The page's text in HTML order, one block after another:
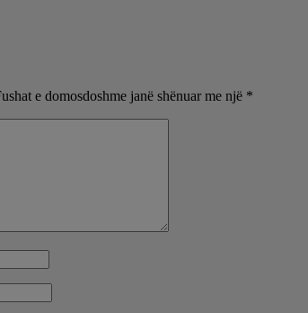
e domosdoshme janë shënuar me një *